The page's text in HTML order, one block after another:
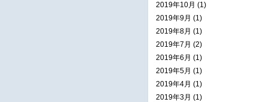
2019年10月 (1)
2019年9月 (1)
2019年8月 (1)
2019年7月 (2)
2019年6月 (1)
2019年5月 (1)
2019年4月 (1)
2019年3月 (1)